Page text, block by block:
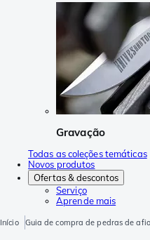
Gravação
Todas as coleções temáticas
Novos produtos
Ofertas & descontos
Serviço
Aprende mais
Início Guia de compra de pedras de